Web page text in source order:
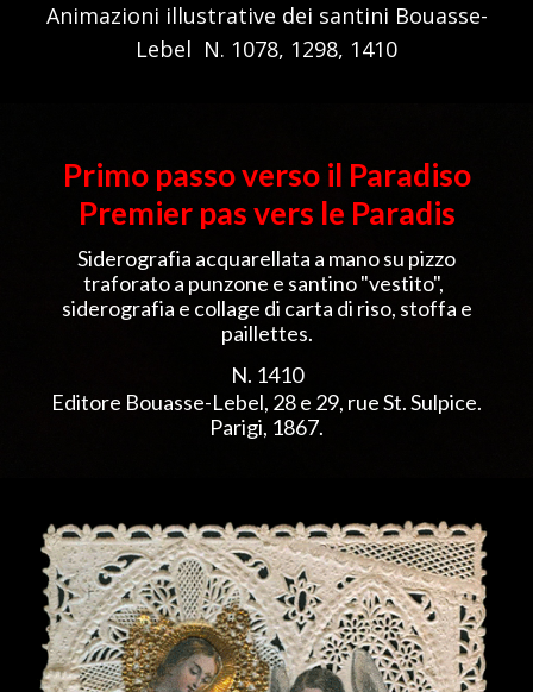
Animazioni illustrative dei santini Bouasse-
Lebel N. 1078, 1298, 1410
Primo passo verso il Paradiso
Premier pas vers le Paradis
Siderografia acquarellata a mano su pizzo
traforato a punzone e santino "vestito",
siderografia e collage di carta di riso, stoffa e
paillettes.
N. 1410
Editore Bouasse-Lebel, 28 e 29, rue St. Sulpice.
Parigi, 1867.